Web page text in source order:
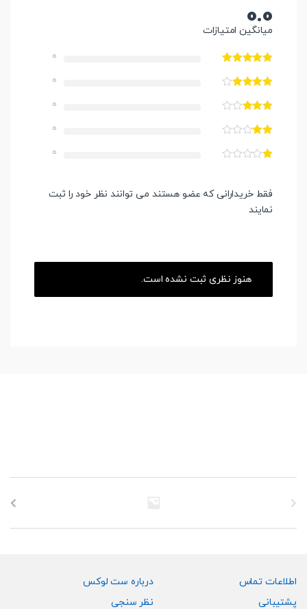
0.0
میانگین امتیازات
0
0
0
0
0
فقط خریدارانی که عضو هستند می توانند نظر خود را ثبت
نمایند
هنوز نظری ثبت نشده است.
اطلاعات تماس
پشتیبانی
درباره ست لوکس
نظر سنجی